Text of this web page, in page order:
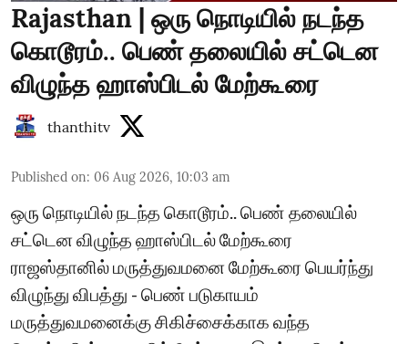
Rajasthan | ஒரு நொடியில் நடந்த
கொடூரம்.. பெண் தலையில் சட்டென
விழுந்த ஹாஸ்பிடல் மேற்கூரை
thanthitv
Published on: 06 Aug 2026, 10:03 am
ஒரு நொடியில் நடந்த கொடூரம்.. பெண் தலையில்
சட்டென விழுந்த ஹாஸ்பிடல் மேற்கூரை
ராஜஸ்தானில் மருத்துவமனை மேற்கூரை பெயர்ந்து
விழுந்து விபத்து - பெண் படுகாயம்
மருத்துவமனைக்கு சிகிச்சைக்காக வந்த